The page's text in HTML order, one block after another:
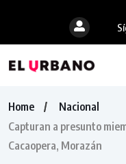
Home
Nacional
Capturan a presunto
Cacaopera, Morazán